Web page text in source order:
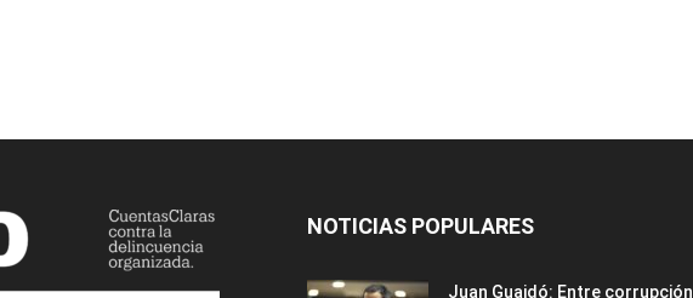
NOTICIAS POPULARES
Juan Guaidó: Entre corrupción